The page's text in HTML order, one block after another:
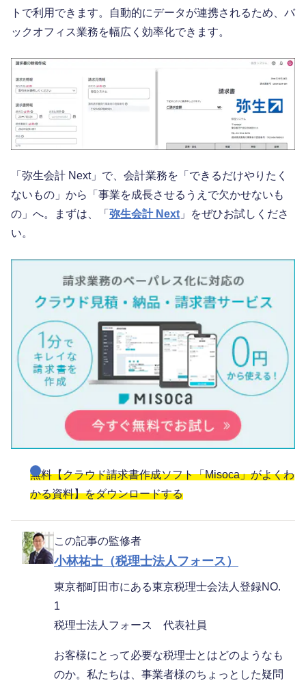
トで利用できます。自動的にデータが連携されるため、バ
ックオフィス業務を幅広く効率化できます。
「弥生会計 Next」で、会計業務を「できるだけやりたく
ないもの」から「事業を成長させるうえで欠かせないも
の」へ。まずは、「 弥生会計 Next 」をぜひお試しくださ
い。
無料【クラウド請求書作成ソフト「Misoca」がよくわ
かる資料】をダウンロードする
この記事の監修者
小林祐士（税理士法人フォース）
東京都町田市にある東京税理士会法人登録NO.
1
税理士法人フォース 代表社員
お客様にとって必要な税理士とはどのようなも
のか。私たちは、事業者様のちょっとした疑問